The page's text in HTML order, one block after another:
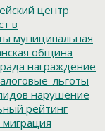
центр
в
муниципальная
община
награждение
нарушение
рейтинг